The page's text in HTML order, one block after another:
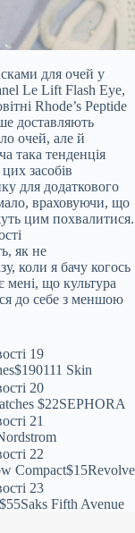
для очей у
Le Lift Flash Eye,
Rhode’s Peptide
доставляють
очей, але й
така тенденція
засобів
для додаткового
враховуючи, що
цим похвалитися.
як не
коли я бачу когось
мені, що культура
до себе з меншою
$190111 Skin
$22SEPHORA
Compact$15Revolve
$55Saks Fifth Avenue